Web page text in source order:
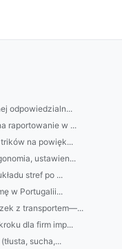
odpowiedzialn...
raportowanie w ...
na powięk...
ustawien...
stref po ...
w Portugalii...
z transportem—...
dla firm imp...
sucha,...